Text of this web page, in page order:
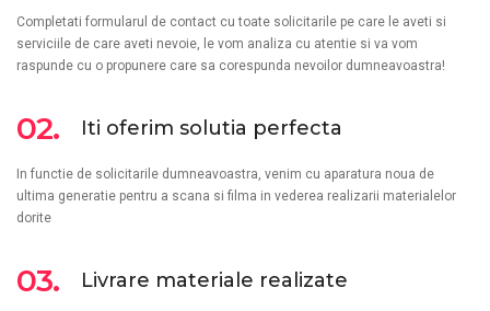
Completati formularul de contact cu toate solicitarile pe care le aveti si
serviciile de care aveti nevoie, le vom analiza cu atentie si va vom
raspunde cu o propunere care sa corespunda nevoilor dumneavoastra!
02. Iti oferim solutia perfecta
In functie de solicitarile dumneavoastra, venim cu aparatura noua de
ultima generatie pentru a scana si filma in vederea realizarii materialelor
dorite
03. Livrare materiale realizate